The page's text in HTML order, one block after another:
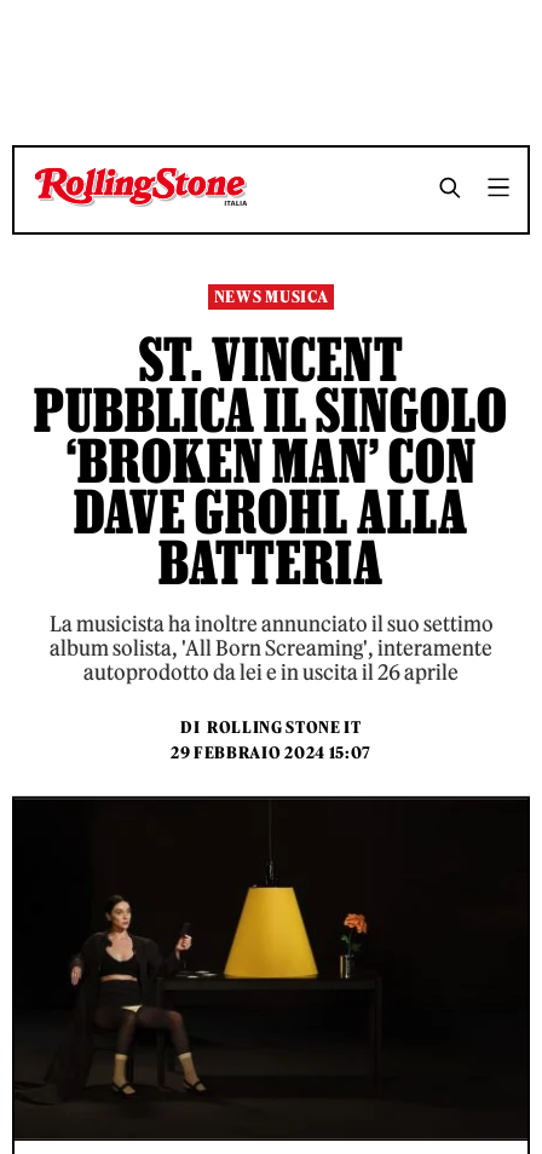
TEMPO DI LETTURA 3 MINUTI SHARE
TEMPO DI LETTURA 3 MINUTI SHARE
NEWS MUSICA
ST. VINCENT
PUBBLICA IL SINGOLO
‘BROKEN MAN’ CON
DAVE GROHL ALLA
BATTERIA
La musicista ha inoltre annunciato il suo settimo
album solista, 'All Born Screaming', interamente
autoprodotto da lei e in uscita il 26 aprile
DI ROLLING STONE IT
29 FEBBRAIO 2024 15:07